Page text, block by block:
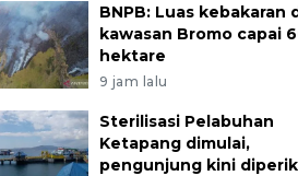
BNPB: Luas kebakaran
kawasan Bromo capai
hektare
9 jam lalu
Sterilisasi Pelabuhan
Ketapang dimulai,
pengunjung kini